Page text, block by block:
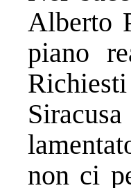
Alberto
piano
non ci